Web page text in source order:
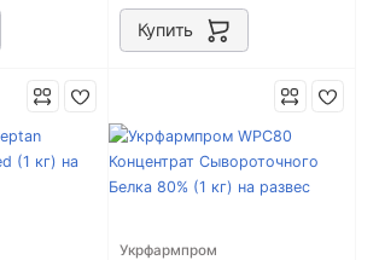
Купить
Укрфармпром